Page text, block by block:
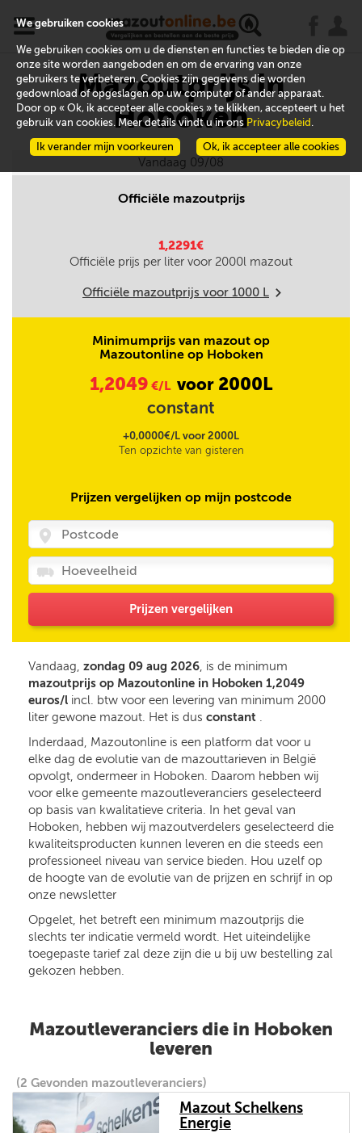
x
Mazoutprijs in
Hoboken
Vandaag 09/08
Officiële mazoutprijs
1,2291€
Officiële prijs per liter voor 2000l mazout
Officiële mazoutprijs voor 1000 L m
Minimumprijs van mazout op
Mazoutonline op Hoboken
1,2049 €/L voor 2000L
constant
+0,0000€/L voor 2000L
Ten opzichte van gisteren
Prijzen vergelijken op mijn postcode
Prijzen vergelijken
Vandaag, zondag 09 aug 2026, is de minimum
mazoutprijs op Mazoutonline in Hoboken 1,2049
euros/l incl. btw voor een levering van minimum 2000
liter gewone mazout. Het is dus constant .
Inderdaad, Mazoutonline is een platform dat voor u
elke dag de evolutie van de mazouttarieven in België
opvolgt, ondermeer in Hoboken. Daarom hebben wij
voor elke gemeente mazoutleveranciers geselecteerd
op basis van kwalitatieve criteria. In het geval van
Hoboken, hebben wij mazoutverdelers geselecteerd die
kwaliteitsproducten kunnen leveren en die steeds een
professioneel niveau van service bieden. Hou uzelf op
de hoogte van de evolutie van de prijzen en schrijf in op
onze newsletter
Opgelet, het betreft een minimum mazoutprijs die
slechts ter indicatie vermeld wordt. Het uiteindelijke
toegepaste tarief zal deze zijn die u bij uw bestelling zal
gekozen hebben.
Mazoutleveranciers die in Hoboken
leveren
(2 Gevonden mazoutleveranciers)
Mazout Schelkens
Energie
We gebruiken cookies
We gebruiken cookies om u de diensten en functies te bieden die op
onze site worden aangeboden en om de ervaring van onze
gebruikers te verbeteren. Cookies zijn gegevens die worden
gedownload of opgeslagen op uw computer of ander apparaat.
Door op « Ok, ik accepteer alle cookies » te klikken, accepteert u het
gebruik van cookies. Meer details vindt u in ons Privacybeleid .
Ok, ik accepteer alle cookies
Ik verander mijn voorkeuren